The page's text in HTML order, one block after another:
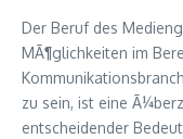
Der Beruf des
MÃ¶glichkeiten im
zu sein, ist eine
entscheidender